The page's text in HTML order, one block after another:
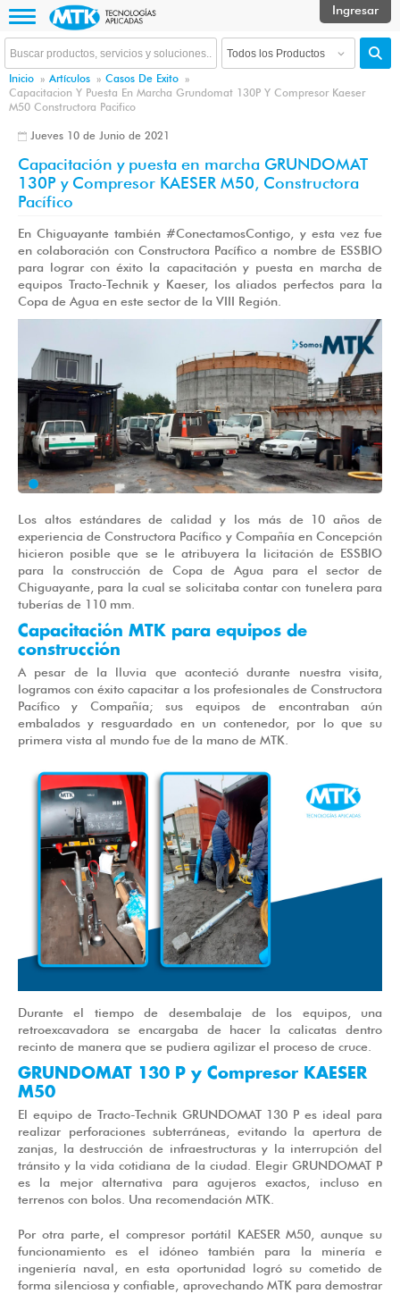
Inicio » Artículos » Casos De Exito »
Capacitacion Y Puesta En Marcha Grundomat 130P Y Compresor Kaeser
M50 Constructora Pacifico
Jueves 10 de Junio de 2021
Capacitación y puesta en marcha GRUNDOMAT
130P y Compresor KAESER M50, Constructora
Pacífico
En Chiguayante también #ConectamosContigo, y esta vez fue
en colaboración con Constructora Pacífico a nombre de ESSBIO
para lograr con éxito la capacitación y puesta en marcha de
equipos Tracto-Technik y Kaeser, los aliados perfectos para la
Copa de Agua en este sector de la VIII Región.
Los altos estándares de calidad y los más de 10 años de
experiencia de Constructora Pacífico y Compañía en Concepción
hicieron posible que se le atribuyera la licitación de ESSBIO
para la construcción de Copa de Agua para el sector de
Chiguayante, para la cual se solicitaba contar con tunelera para
tuberías de 110 mm.
Capacitación MTK para equipos de
construcción
A pesar de la lluvia que aconteció durante nuestra visita,
logramos con éxito capacitar a los profesionales de Constructora
Pacífico y Compañía; sus equipos de encontraban aún
embalados y resguardado en un contenedor, por lo que su
primera vista al mundo fue de la mano de MTK.
Durante el tiempo de desembalaje de los equipos, una
retroexcavadora se encargaba de hacer la calicatas dentro
recinto de manera que se pudiera agilizar el proceso de cruce.
GRUNDOMAT 130 P y Compresor KAESER
M50
El equipo de Tracto-Technik GRUNDOMAT 130 P es ideal para
realizar perforaciones subterráneas, evitando la apertura de
zanjas, la destrucción de infraestructuras y la interrupción del
tránsito y la vida cotidiana de la ciudad. Elegir GRUNDOMAT P
es la mejor alternativa para agujeros exactos, incluso en
terrenos con bolos. Una recomendación MTK.
Por otra parte, el compresor portátil KAESER M50, aunque su
funcionamiento es el idóneo también para la minería e
ingeniería naval, en esta oportunidad logró su cometido de
forma silenciosa y confiable, aprovechando MTK para demostrar